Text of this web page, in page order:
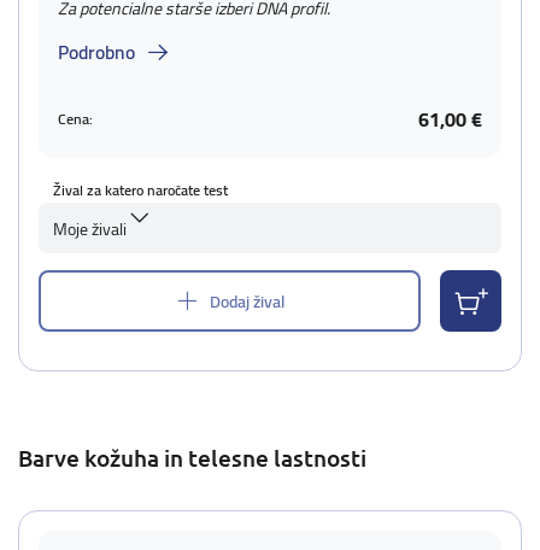
Za potencialne starše izberi DNA profil.
Podrobno
Cena: 61,00 €
Žival za katero naročate test
Moje živali
Dodaj žival
Barve kožuha in telesne lastnosti